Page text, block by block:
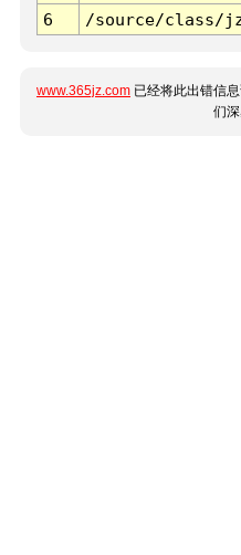
6
/source/class/
www.365jz.com 已经将此出错信
们